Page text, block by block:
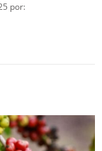
por: